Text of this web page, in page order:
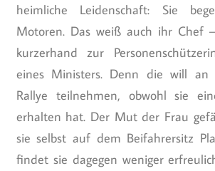
heimliche Leidenschaft: Sie
Motoren. Das weiß auch ihr Chef
kurzerhand zur
eines Ministers. Denn die will an
Rallye teilnehmen, obwohl sie
erhalten hat. Der Mut der Frau
sie selbst auf dem Beifahrersitz
findet sie dagegen weniger